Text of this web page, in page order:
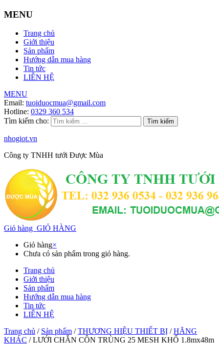
MENU
Trang chủ
Giới thiệu
Sản phẩm
Hướng dẫn mua hàng
Tin tức
LIÊN HỆ
MENU
Email: tuoiduocmua@gmail.com
Hotline: 0329 360 534
Tìm kiếm cho:
nhogiot.vn
Công ty TNHH tưới Được Mùa
Giỏ hàng GIỎ HÀNG
Giỏ hàng×
Chưa có sản phẩm trong giỏ hàng.
Trang chủ
Giới thiệu
Sản phẩm
Hướng dẫn mua hàng
Tin tức
LIÊN HỆ
Trang chủ / Sản phẩm /THƯƠNG HIỆU THIẾT BỊ /HÃNG
KHÁC / LƯỚI CHẮN CÔN TRÙNG 25 MESH KHỔ 1.8mx48m